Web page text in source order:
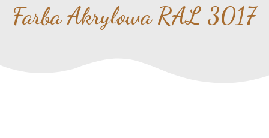
Farba Akrylowa RAL 3017